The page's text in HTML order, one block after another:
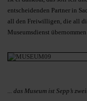
entscheidenden Partner in
all den Freiwilligen, die all
Museumsdienst
... das Museum ist Sepp’s